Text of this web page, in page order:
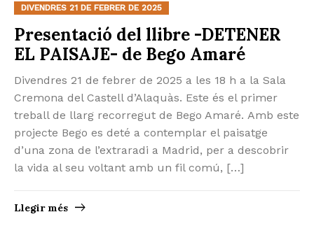
DIVENDRES 21 DE FEBRER DE 2025
Presentació del llibre -DETENER
EL PAISAJE- de Bego Amaré
Divendres 21 de febrer de 2025 a les 18 h a la Sala
Cremona del Castell d’Alaquàs. Este és el primer
treball de llarg recorregut de Bego Amaré. Amb este
projecte Bego es deté a contemplar el paisatge
d’una zona de l’extraradi a Madrid, per a descobrir
la vida al seu voltant amb un fil comú, […]
Llegir més